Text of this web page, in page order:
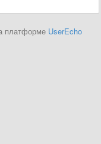
платформе UserEcho